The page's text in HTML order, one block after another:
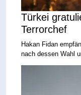
Türkei
Terrorchef
Hakan Fidan
nach dessen Wahl